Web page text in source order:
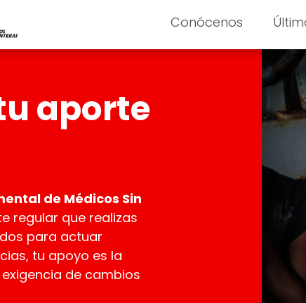
Conócenos
aporte
de Médicos Sin
regular que realizas
para actuar
tu apoyo es la
de cambios